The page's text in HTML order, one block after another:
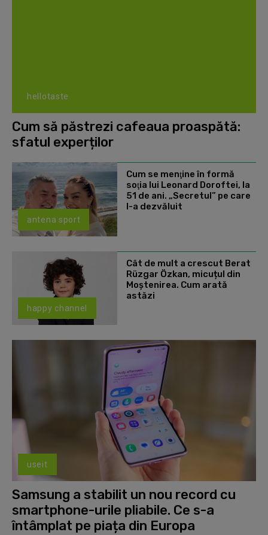
hellotaste
Cum să păstrezi cafeaua proaspătă:
sfatul experților
antena sport
Cum se menţine în formă
soţia lui Leonard Doroftei, la
51 de ani. „Secretul” pe care
l-a dezvăluit
happy channel
Cât de mult a crescut Berat
Rüzgar Özkan, micuțul din
Moștenirea. Cum arată
astăzi
useit
Samsung a stabilit un nou record cu
smartphone-urile pliabile. Ce s-a
întâmplat pe piața din Europa